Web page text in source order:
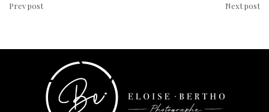
Prev post Next post